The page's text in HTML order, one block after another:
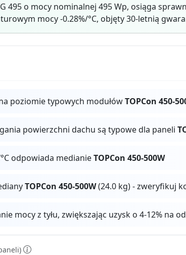
495 o mocy nominalnej 495 Wp, osiąga
mocy -0.28%/°C, objęty 30-letnią
poziomie typowych modułówTOPCon 450-
powierzchni dachu są typowe dla paneli
odpowiada medianieTOPCon 450-500W
TOPCon 450-500W(24.0 kg) - zweryfikuj
mocy z tyłu, zwiększając uzysk o 4-12% na